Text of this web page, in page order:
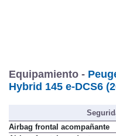
Equipamiento -
Hybrid 145 e-DCS6